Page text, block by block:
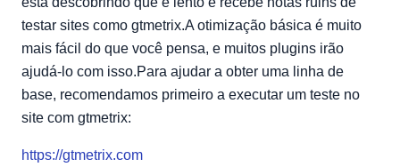
testar sites como gtmetrix.A otimização básica é muito
mais fácil do que você pensa, e muitos plugins irão
ajudá-lo com isso.Para ajudar a obter uma linha de
base, recomendamos primeiro a executar um teste no
site com gtmetrix:
https://gtmetrix.com